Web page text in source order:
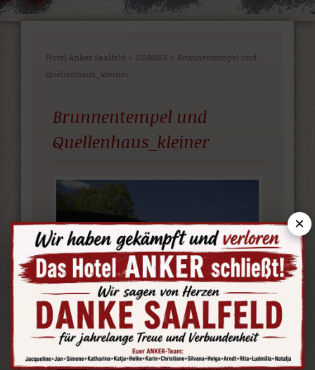
Hotel Anker Saalfeld > ZIMMER > Brunnentempel und
Quellenhaus_kleiner
Brunnentempel und
Quellenhaus_kleiner
×